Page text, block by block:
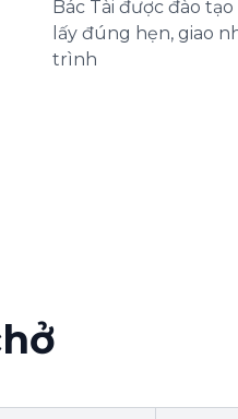
Bác Tài được đào
lấy đúng hẹn, giao
trình